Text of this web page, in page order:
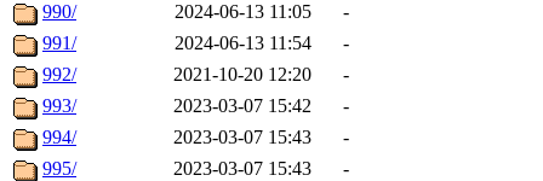
990/
2024-06-13 11:05
-
991/
2024-06-13 11:54
-
992/
2021-10-20 12:20
-
993/
2023-03-07 15:42
-
994/
2023-03-07 15:43
-
995/
2023-03-07 15:43
-